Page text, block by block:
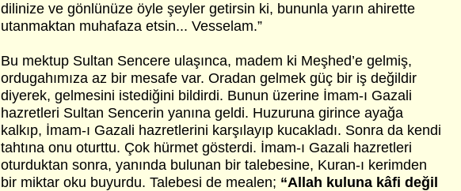
dilinize ve gönlünüze öyle şeyler getirsin ki, bununla yarın ahirette
utanmaktan muhafaza etsin... Vesselam.”
Bu mektup Sultan Sencere ulaşınca, madem ki Meşhed’e gelmiş,
ordugahımıza az bir mesafe var. Oradan gelmek güç bir iş değildir
diyerek, gelmesini istediğini bildirdi. Bunun üzerine İmam-ı Gazali
hazretleri Sultan Sencerin yanına geldi. Huzuruna girince ayağa
kalkıp, İmam-ı Gazali hazretlerini karşılayıp kucakladı. Sonra da kendi
tahtına onu oturttu. Çok hürmet gösterdi. İmam-ı Gazali hazretleri
oturduktan sonra, yanında bulunan bir talebesine, Kuran-ı kerimden
bir miktar oku buyurdu. Talebesi de mealen; “Allah kuluna kâfi değil